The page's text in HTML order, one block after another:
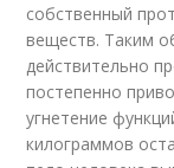
собственный
веществ. Таким
действительно
постепенно
угнетение
килограммов